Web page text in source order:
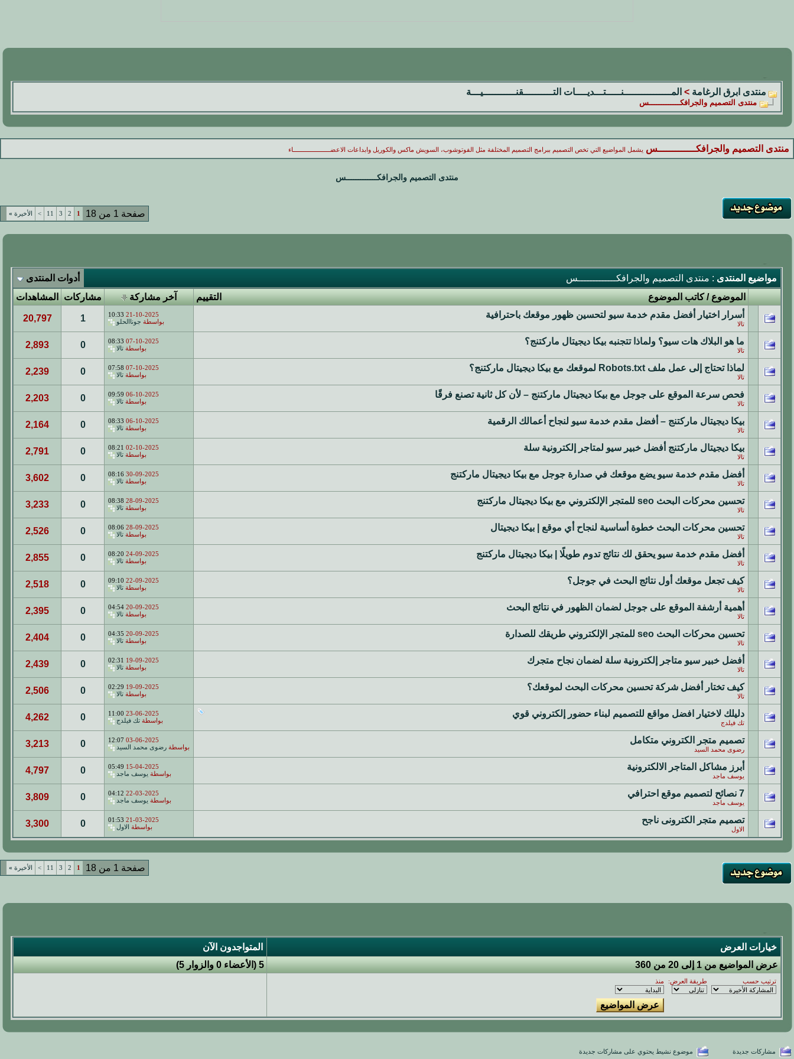
منتدى ابرق الرغامة > المــــــــــــــــنـــــتـــديــــات التــــــــــقنـــــــــــيـــة
منتدى التصميم والجرافكـــــــــــــس
منتدى التصميم والجرافكـــــــــــــس يشمل المواضيع التي تخص التصميم ببرامج التصميم المختلفة مثل الفوتوشوب، السويش ماكس والكوريل وابداعات الاعضـــــــــــــــــــــاء
منتدى التصميم والجرافكـــــــــــــس
صفحة 1 من 18 1
2
3
11
> الأخيرة »
مواضيع المنتدى : منتدى التصميم والجرافكـــــــــــــس
أدوات المنتدى
التقييم
الموضوع/كاتب الموضوع آخر مشاركة مشاركات
المشاهدات
أسرار اختيار أفضل مقدم خدمة سيو لتحسين ظهور موقعك باحترافية
تالا
21-10-2025
10:33
بواسطة جوناالحلو 1
20,797
ما هو البلاك هات سيو؟ ولماذا تتجنبه بيكا ديجيتال ماركتنج؟
تالا
07-10-2025
08:33
بواسطة تالا 0
2,893
لماذا تحتاج إلى عمل ملف Robots.txt لموقعك مع بيكا ديجيتال ماركتنج؟
تالا
07-10-2025
07:58
بواسطة تالا 0
2,239
فحص سرعة الموقع على جوجل مع بيكا ديجيتال ماركتنج – لأن كل ثانية تصنع فرقًا
تالا
06-10-2025
09:59
بواسطة تالا 0
2,203
بيكا ديجيتال ماركتنج – أفضل مقدم خدمة سيو لنجاح أعمالك الرقمية
تالا
06-10-2025
08:33
بواسطة تالا 0
2,164
بيكا ديجيتال ماركتنج أفضل خبير سيو لمتاجر إلكترونية سلة
تالا
02-10-2025
08:21
بواسطة تالا 0
2,791
أفضل مقدم خدمة سيو يضع موقعك في صدارة جوجل مع بيكا ديجيتال ماركتنج
تالا
30-09-2025
08:16
بواسطة تالا 0
3,602
تحسين محركات البحث seo للمتجر الإلكتروني مع بيكا ديجيتال ماركتنج
تالا
28-09-2025
08:38
بواسطة تالا 0
3,233
تحسين محركات البحث خطوة أساسية لنجاح أي موقع | بيكا ديجيتال
تالا
28-09-2025
08:06
بواسطة تالا 0
2,526
أفضل مقدم خدمة سيو يحقق لك نتائج تدوم طويلًا | بيكا ديجيتال ماركتنج
تالا
24-09-2025
08:20
بواسطة تالا 0
2,855
كيف تجعل موقعك أول نتائج البحث في جوجل؟
تالا
22-09-2025
09:10
بواسطة تالا 0
2,518
أهمية أرشفة الموقع على جوجل لضمان الظهور في نتائج البحث
تالا
20-09-2025
04:54
بواسطة تالا 0
2,395
تحسين محركات البحث seo للمتجر الإلكتروني طريقك للصدارة
تالا
20-09-2025
04:35
بواسطة تالا 0
2,404
أفضل خبير سيو متاجر إلكترونية سلة لضمان نجاح متجرك
تالا
19-09-2025
02:31
بواسطة تالا 0
2,439
كيف تختار أفضل شركة تحسين محركات البحث لموقعك؟
تالا
19-09-2025
02:29
بواسطة تالا 0
2,506
دليلك لاختيار افضل مواقع للتصميم لبناء حضور إلكتروني قوي
تك فيلدج
23-06-2025
11:00
بواسطة تك فيلدج 0
4,262
تصميم متجر الكتروني متكامل
رضوى محمد السيد
03-06-2025
12:07
بواسطة رضوى محمد السيد 0
3,213
أبرز مشاكل المتاجر الالكترونية
يوسف ماجد
15-04-2025
05:49
بواسطة يوسف ماجد 0
4,797
7 نصائح لتصميم موقع احترافي
يوسف ماجد
22-03-2025
04:12
بواسطة يوسف ماجد 0
3,809
تصميم متجر الكترونى ناجح
الاول
21-03-2025
01:53
بواسطة الاول 0
3,300
صفحة 1 من 18 1
2
3
11
> الأخيرة »
خيارات العرض
المتواجدون الآن
عرض المواضيع من 1 إلى 20 من 360
5 (الأعضاء 0 والزوار 5)
ترتيب حسب طريقة العرض: منذ
مشاركات جديدة موضوع نشيط يحتوي على مشاركات جديدة